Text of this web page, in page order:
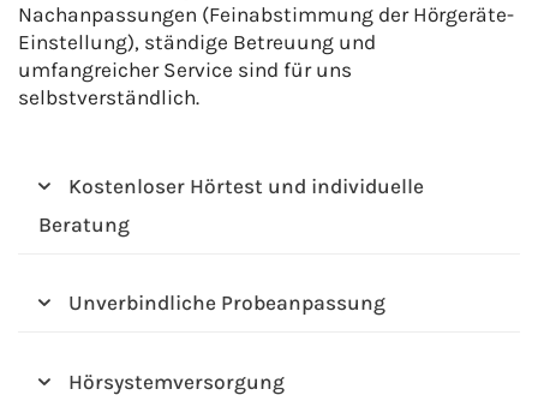
Nachanpassungen (Feinabstimmung der Hörgeräte-
Einstellung), ständige Betreuung und
umfangreicher Service sind für uns
selbstverständlich.
Kostenloser Hörtest und individuelle
Beratung
Unverbindliche Probeanpassung
Hörsystemversorgung